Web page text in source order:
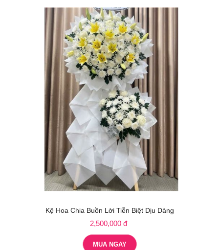
Kệ Hoa Chia Buồn Lời Tiễn Biệt Dịu Dàng
2,500,000 đ
MUA NGAY